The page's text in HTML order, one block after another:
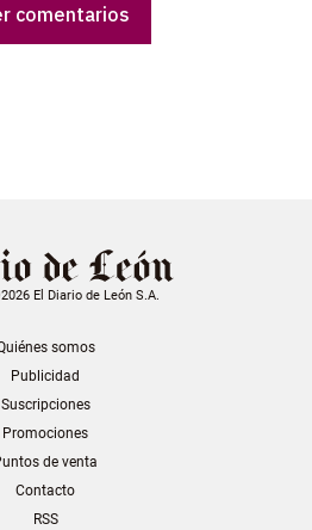
comentarios
El Diario de León S.A.
somos
Publicidad
Suscripciones
Promociones
de venta
Contacto
RSS